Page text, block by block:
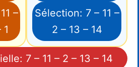
–
1
Sélection: 7 – 11 –
2 – 13 – 14
7 – 11 – 2 – 13 – 14